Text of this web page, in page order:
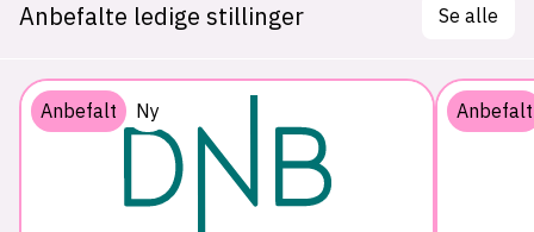
Anbefalte ledige stillinger Se alle
Anbefalt Ny Anbefalt